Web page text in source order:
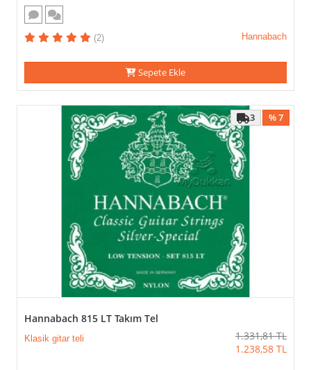
(2) Hannabach
Sepete Ekle
% 7
3
Hannabach 815 LT Takım Tel
Klasik gitar teli 1.331,81 TL
1.238,58 TL